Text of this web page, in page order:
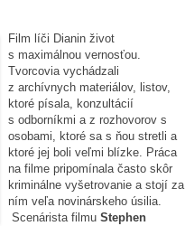
Film líči Dianin život
s maximálnou vernosťou.
Tvorcovia vychádzali
z archívnych materiálov, listov,
ktoré písala, konzultácií
s odborníkmi a z rozhovorov s
osobami, ktoré sa s ňou stretli a
ktoré jej boli veľmi blízke. Práca
na filme pripomínala často skôr
kriminálne vyšetrovanie a stojí za
ním veľa novinárskeho úsilia.
Scenárista filmu Stephen